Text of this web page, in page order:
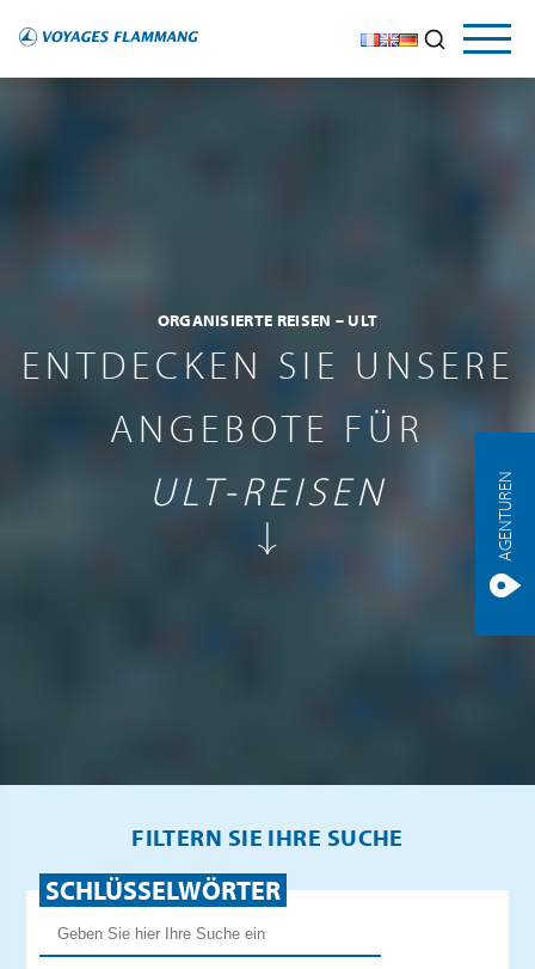
AGENTUREN
ORGANISIERTE REISEN – ULT
ENTDECKEN SIE UNSERE
ANGEBOTE FÜR
ULT-REISEN
FILTERN SIE IHRE SUCHE
SCHLÜSSELWÖRTER